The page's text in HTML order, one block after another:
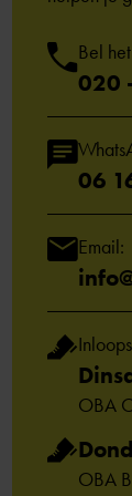
Bel
020
06
Email:
OBA
OBA